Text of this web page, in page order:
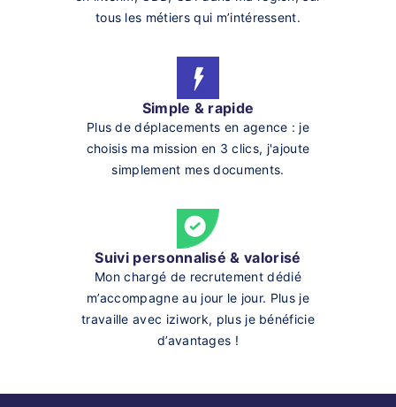
tous les métiers qui m’intéressent.
Simple & rapide
Plus de déplacements en agence : je
choisis ma mission en 3 clics, j'ajoute
simplement mes documents.
Suivi personnalisé & valorisé
Mon chargé de recrutement dédié
m’accompagne au jour le jour. Plus je
travaille avec iziwork, plus je bénéficie
d’avantages !